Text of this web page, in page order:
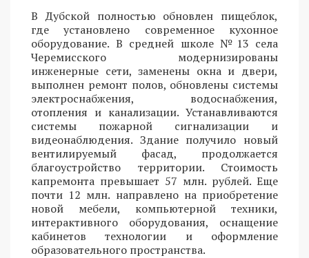
В Дубской полностью обновлен пищеблок,
где установлено современное кухонное
оборудование. В средней школе №13 села
Черемисского модернизированы
инженерные сети, заменены окна и двери,
выполнен ремонт полов, обновлены системы
электроснабжения, водоснабжения,
отопления и канализации. Устанавливаются
системы пожарной сигнализации и
видеонаблюдения. Здание получило новый
вентилируемый фасад, продолжается
благоустройство территории. Стоимость
капремонта превышает 57 млн. рублей. Еще
почти 12 млн. направлено на приобретение
новой мебели, компьютерной техники,
интерактивного оборудования, оснащение
кабинетов технологии и оформление
образовательного пространства.